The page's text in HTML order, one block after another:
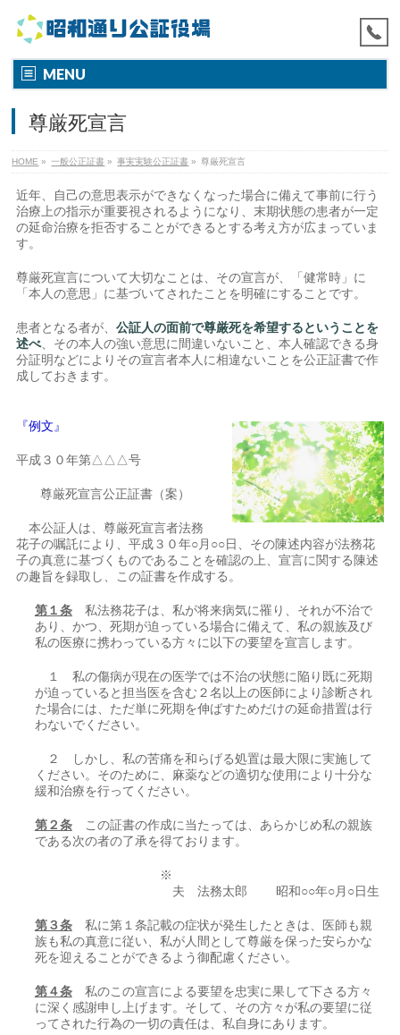
MENU
尊厳死宣言
HOME » 一般公正証書 » 事実実験公正証書 » 尊厳死宣言
近年、自己の意思表示ができなくなった場合に備えて事前に行う
治療上の指示が重要視されるようになり、末期状態の患者が一定
の延命治療を拒否することができるとする考え方が広まっていま
す。
尊厳死宣言について大切なことは、その宣言が、「健常時」に
「本人の意思」に基づいてされたことを明確にすることです。
患者となる者が、公証人の面前で尊厳死を希望するということを
述べ、その本人の強い意思に間違いないこと、本人確認できる身
分証明などによりその宣言者本人に相違ないことを公正証書で作
成しておきます。
『例文』
平成３０年第△△△号
尊厳死宣言公正証書（案）
本公証人は、尊厳死宣言者法務
花子の嘱託により、平成３０年○月○○日、その陳述内容が法務花
子の真意に基づくものであることを確認の上、宣言に関する陳述
の趣旨を録取し、この証書を作成する。
第１条私法務花子は、私が将来病気に罹り、それが不治で
あり、かつ、死期が迫っている場合に備えて、私の親族及び
私の医療に携わっている方々に以下の要望を宣言します。
１ 私の傷病が現在の医学では不治の状態に陥り既に死期
が迫っていると担当医を含む２名以上の医師により診断され
た場合には、ただ単に死期を伸ばすためだけの延命措置は行
わないでください。
２ しかし、私の苦痛を和らげる処置は最大限に実施して
ください。そのために、麻薬などの適切な使用により十分な
緩和治療を行ってください。
第２条この証書の作成に当たっては、あらかじめ私の親族
である次の者の了承を得ております。
※
夫 法務太郎 昭和○○年○月○日生
第３条私に第１条記載の症状が発生したときは、医師も親
族も私の真意に従い、私が人間として尊厳を保った安らかな
死を迎えることができるよう御配慮ください。
第４条私のこの宣言による要望を忠実に果して下さる方々
に深く感謝申し上げます。そして、その方々が私の要望に従
ってされた行為の一切の責任は、私自身にあります。